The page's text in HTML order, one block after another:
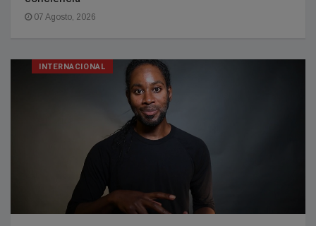
07 Agosto, 2026
INTERNACIONAL